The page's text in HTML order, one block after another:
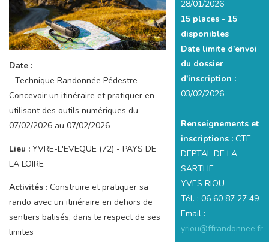
Date :
- Technique Randonnée Pédestre -
Concevoir un itinéraire et pratiquer en
utilisant des outils numériques du
07/02/2026 au 07/02/2026
Lieu : YVRE-L'EVEQUE (72) - PAYS DE
LA LOIRE
Activités : Construire et pratiquer sa
rando avec un itinéraire en dehors de
sentiers balisés, dans le respect de ses
limites
28/01/2026
15 places - 15
disponibles
Date limite d'envoi
du dossier
d'inscription :
03/02/2026
Renseignements et
inscriptions : CTE
DEPTAL DE LA
SARTHE
YVES RIOU
Tél. : 06 60 87 27 49
Email :
yriou@ffrandonnee.fr